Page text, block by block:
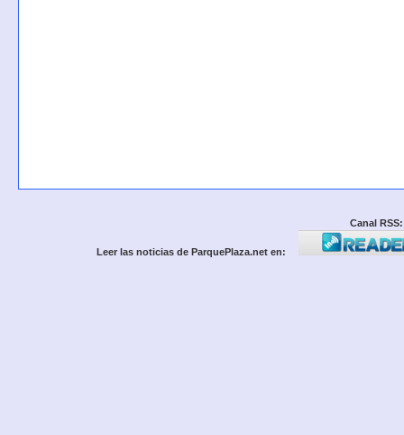
Canal RSS:
Leer las noticias de ParquePlaza.net en: